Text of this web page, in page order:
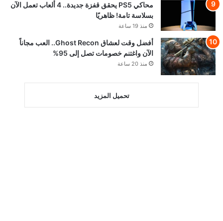
محاكي PS5 يحقق قفزة جديدة.. 4 ألعاب تعمل الآن
بسلاسة تامة! ظاهريًا
منذ 19 ساعة
أفضل وقت لعشاق Ghost Recon.. العب مجاناً
الآن واغتنم خصومات تصل إلى 95%
منذ 20 ساعة
تحميل المزيد